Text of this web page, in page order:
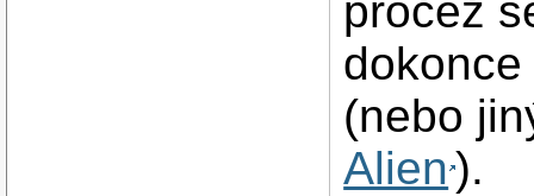
pročež
(nebo
Alien).